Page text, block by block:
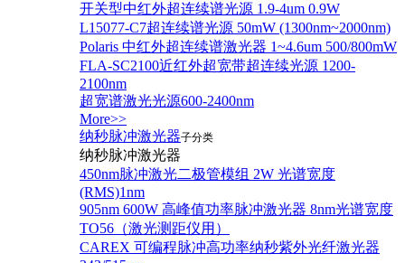
开关型中红外超连续谱光源 1.9-4um 0.9W
L15077-C7超连续谱光源 50mW (1300nm~2000nm)
Polaris 中红外超连续谱激光器 1~4.6um 500/800mW
FLA-SC2100近红外超宽带超连续光源 1200-
2100nm
超宽谱激光光源600-2400nm
More>>
纳秒脉冲激光器子分类
纳秒脉冲激光器
450nm脉冲激光二极管模组 2W 光谱宽度
(RMS)1nm
905nm 600W 高峰值功率脉冲激光器 8nm光谱宽度
TO56（激光测距仪用）
CAREX 可编程脉冲高功率纳秒紫外光纤激光器